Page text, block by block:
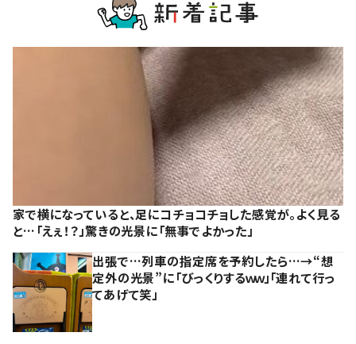
家で横になっていると、足にコチョコチョした感覚が。よく見る
と…「えぇ！？」驚きの光景に「無事でよかった」
出張で…列車の指定席を予約したら…→“想
定外の光景”に「びっくりするｗｗ」「連れて行っ
てあげて笑」